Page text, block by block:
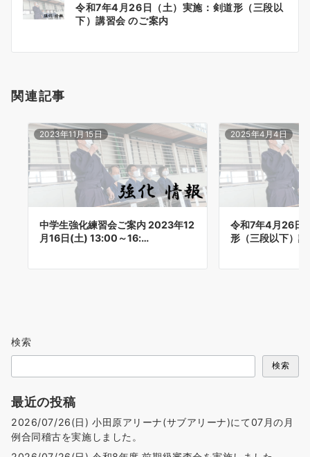
シ
令和7年4月26日（土）実施：剣道形（三段以
下）講習会 のご案内
関連記事
2023年11月15日
中学生強化練習会ご案内 2023年12
月16日(土) 13:00～16:…
2025年4月4日
令和7年4月26日
形（三段以下）
検索
検索
最近の投稿
2026/07/26(日) 小田原アリーナ(サブアリーナ)にて07月の月
例合同稽古を実施しました。